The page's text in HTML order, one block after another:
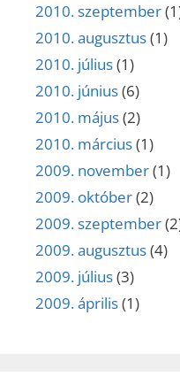
2010. szeptember
2010. augusztus(1)
2010. július(1)
2010. június(6)
2010. május(2)
2010. március(1)
2009. november(1)
2009. október(2)
2009. szeptember
2009. augusztus(4)
2009. július(3)
2009. április(1)